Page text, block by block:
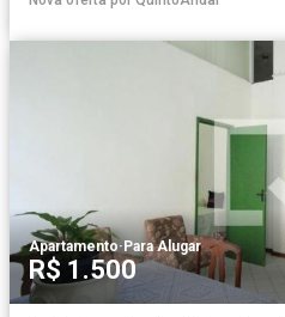
Apartamento·Para Alugar
R$ 1.500